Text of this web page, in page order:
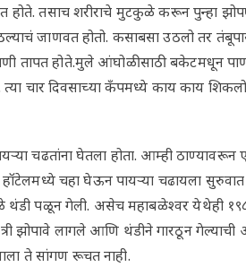
तसाच शरीराचे मुटकुळे करून पुन्हा
जाणवत होतो. कसाबसा उठलो तर
तापत होते.मुले आंघोळीसाठी बकेटमधून
चार दिवसाच्या कँपमध्ये काय काय शिकलो
चढतांना घेतला होता. आम्ही
चहा घेऊन पायऱ्या चढायला
पळून गेली. असेच महाबळेश्वर येथेही
झोपावे लागले आणि थंडीने गारठून
ते सांगण रूचत नाही.